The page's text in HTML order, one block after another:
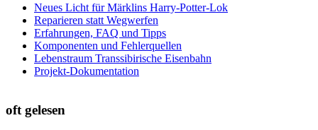
Neues Licht für Märklins Harry-Potter-Lok
Reparieren statt Wegwerfen
Erfahrungen, FAQ und Tipps
Komponenten und Fehlerquellen
Lebenstraum Transsibirische Eisenbahn
Projekt-Dokumentation
oft gelesen